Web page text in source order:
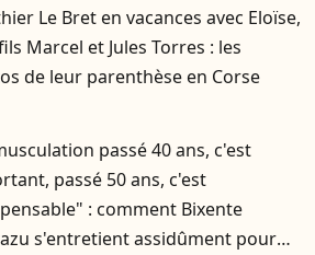
Le Bret en vacances avec Eloïse,
Marcel et Jules Torres : les
de leur parenthèse en Corse
passé 40 ans, c'est
passé 50 ans, c'est
: comment Bixente
s'entretient assidûment pour